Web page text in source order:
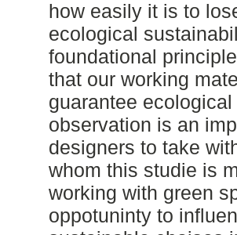
how easily it is to
ecological
foundational
that our working
guarantee
observation is an
designers to take
whom this studie is
working with green
oppotuninty to